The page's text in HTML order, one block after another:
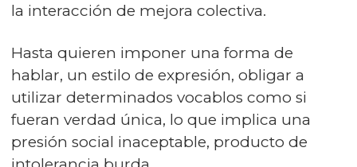
la interacción de mejora colectiva.
Hasta quieren imponer una forma de
hablar, un estilo de expresión, obligar a
utilizar determinados vocablos como si
fueran verdad única, lo que implica una
presión social inaceptable, producto de